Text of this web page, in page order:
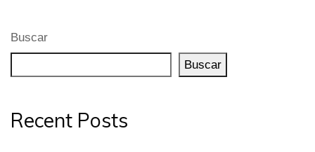
Buscar
Buscar
Recent Posts